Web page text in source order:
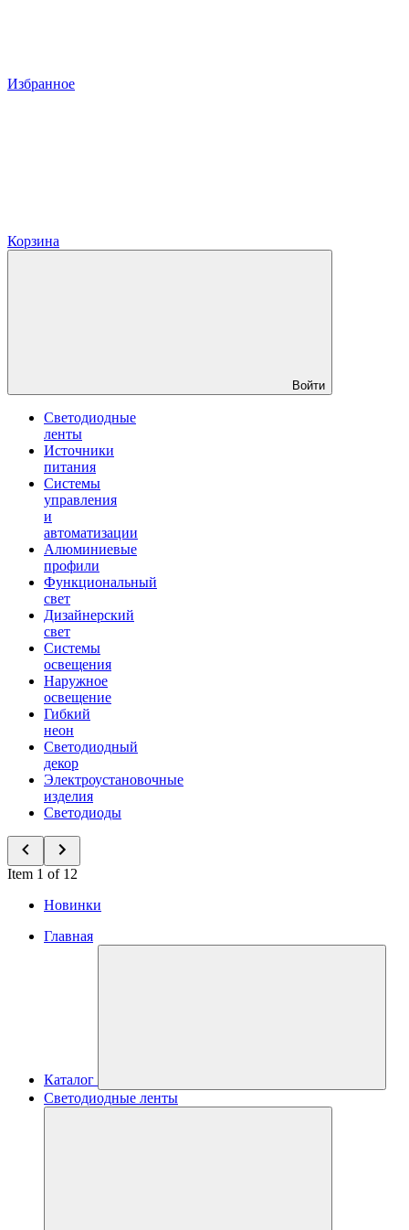
Избранное
Корзина
Войти
Светодиодные
ленты
Источники
питания
Системы
управления
и
автоматизации
Алюминиевые
профили
Функциональный
свет
Дизайнерский
свет
Системы
освещения
Наружное
освещение
Гибкий
неон
Светодиодный
декор
Электроустановочные
изделия
Светодиоды
Item 1 of 12
Новинки
Главная
Каталог
Светодиодные ленты